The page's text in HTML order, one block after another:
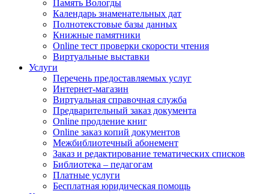
Память Вологды
Календарь знаменательных дат
Полнотекстовые базы данных
Книжные памятники
Online тест проверки скорости чтения
Виртуальные выставки
Услуги
Перечень предоставляемых услуг
Интернет-магазин
Виртуальная справочная служба
Предварительный заказ документа
Online продление книг
Online заказ копий документов
Межбиблиотечный абонемент
Заказ и редактирование тематических списков
Библиотека – педагогам
Платные услуги
Бесплатная юридическая помощь